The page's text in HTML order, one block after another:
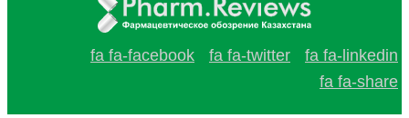
fa fa-facebook fa fa-twitter
fa fa-linkedin
fa fa-share